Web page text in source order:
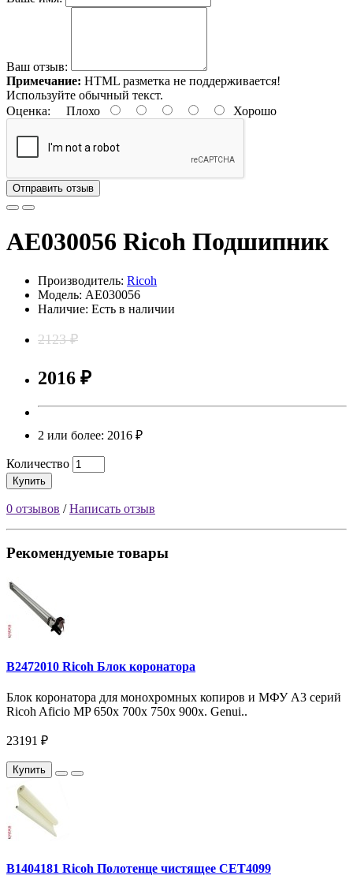
Ваш отзыв:
Примечание: HTML разметка не поддерживается!
Используйте обычный текст.
Оценка: Плохо Хорошо
Отправить отзыв
AE030056 Ricoh Подшипник
Производитель: Ricoh
Модель: AE030056
Наличие: Есть в наличии
2123 ₽
2016 ₽
2 или более: 2016 ₽
Количество
Купить
0 отзывов /Написать отзыв
Рекомендуемые товары
B2472010 Ricoh Блок коронатора
Блок коронатора для монохромных копиров и МФУ A3 серий
Ricoh Aficio MP 650x 700x 750x 900x. Genui..
23191 ₽
Купить
B1404181 Ricoh Полотенце чистящее CET4099